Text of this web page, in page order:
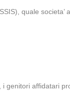
quale societa’
genitori affidatari